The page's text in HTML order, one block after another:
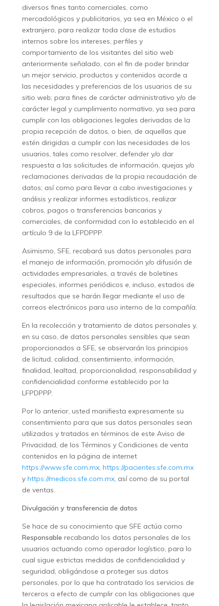
diversos fines tanto comerciales, como
mercadológicos y publicitarios, ya sea en México o el
extranjero, para realizar toda clase de estudios
internos sobre los intereses, perfiles y
comportamiento de los visitantes del sitio web
anteriormente señalado, con el fin de poder brindar
un mejor servicio, productos y contenidos acorde a
las necesidades y preferencias de los usuarios de su
sitio web; para fines de carácter administrativo y/o de
carácter legal y cumplimiento normativo, ya sea para
cumplir con las obligaciones legales derivadas de la
propia recepción de datos, o bien, de aquellas que
estén dirigidas a cumplir con las necesidades de los
usuarios, tales como resolver, defender y/o dar
respuesta a las solicitudes de información, quejas y/o
reclamaciones derivadas de la propia recaudación de
datos; así como para llevar a cabo investigaciones y
análisis y realizar informes estadísticos, realizar
cobros, pagos o transferencias bancarias y
comerciales, de conformidad con lo establecido en el
artículo 9 de la LFPDPPP.
Asimismo, SFE, recabará sus datos personales para
el manejo de información, promoción y/o difusión de
actividades empresariales, a través de boletines
especiales, informes periódicos e, incluso, estados de
resultados que se harán llegar mediante el uso de
correos electrónicos para uso interno de la compañía.
En la recolección y tratamiento de datos personales y,
en su caso, de datos personales sensibles que sean
proporcionados a SFE, se observarán los principios
de licitud, calidad, consentimiento, información,
finalidad, lealtad, proporcionalidad, responsabilidad y
confidencialidad conforme establecido por la
LFPDPPP.
Por lo anterior, usted manifiesta expresamente su
consentimiento para que sus datos personales sean
utilizados y tratados en términos de este Aviso de
Privacidad, de los Términos y Condiciones de venta
contenidos en la página de internet
https://www.sfe.com.mx, https://pacientes.sfe.com.mx
y https://medicos.sfe.com.mx, así como de su portal
de ventas.
Divulgación y transferencia de datos
Se hace de su conocimiento que SFE actúa como
Responsable recabando los datos personales de los
usuarios actuando como operador logístico, para lo
cual sigue estrictas medidas de confidencialidad y
seguridad, obligándose a proteger sus datos
personales, por lo que ha contratado los servicios de
terceros a efecto de cumplir con las obligaciones que